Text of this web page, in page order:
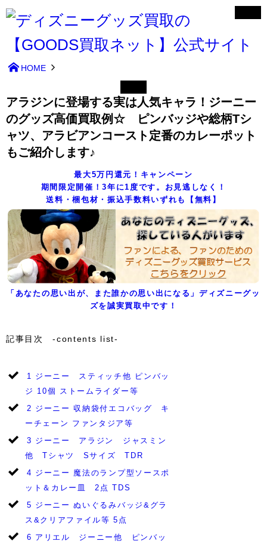
HOME
アラジンに登場する実は人気キャラ！ジーニー
のグッズ高価買取例☆ ピンバッジや総柄Tシ
ャツ、アラビアンコースト定番のカレーポット
もご紹介します♪
最大5万円還元！キャンペーン
期間限定開催！3年に1度です。お見逃しなく！
送料・梱包材・振込手数料いずれも【無料】
「あなたの思い出が、また誰かの思い出になる」ディズニーグッ
ズを誠実買取中です！
記事目次 -contents list-
1 ジーニー スティッチ他 ピンバッ
ジ 10個 ストームライダー等
2 ジーニー 収納袋付エコバッグ キ
ーチェーン ファンタジア等
3 ジーニー アラジン ジャスミン
他 Tシャツ Sサイズ TDR
4 ジーニー 魔法のランプ型ソースポ
ット＆カレー皿 2点 TDS
5 ジーニー ぬいぐるみバッジ&グラ
ス&クリアファイル等 5点
6 アリエル ジーニー他 ピンバッ